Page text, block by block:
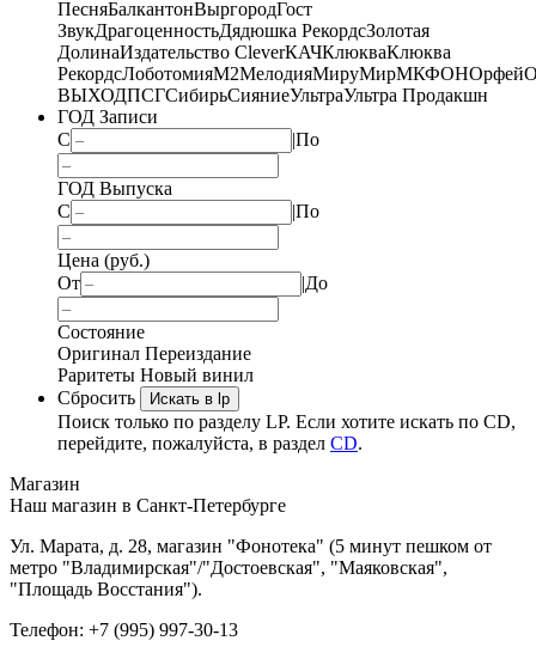
ПесняБалкантонВыргородГост
ЗвукДрагоценностьДядюшка РекордсЗолотая
ДолинаИздательство CleverКАЧКлюкваКлюква
РекордсЛоботомияМ2МелодияМируМирМКФОНОрфей
ВЫХОДПСГСибирьСияниеУльтраУльтра Продакшн
ГОД Записи
С
|По
ГОД Выпуска
С
|По
Цена (руб.)
От
|До
Состояние
Оригинал Переиздание
Раритеты Новый винил
Сбросить
Искать в lp
Поиск только по разделу LP. Если хотите искать по CD,
перейдите, пожалуйста, в раздел CD.
Магазин
Наш магазин в Санкт-Петербурге
Ул. Марата, д. 28, магазин "Фонотека" (5 минут пешком от
метро "Владимирская"/"Достоевская", "Маяковская",
"Площадь Восстания").
Телефон: +7 (995) 997-30-13